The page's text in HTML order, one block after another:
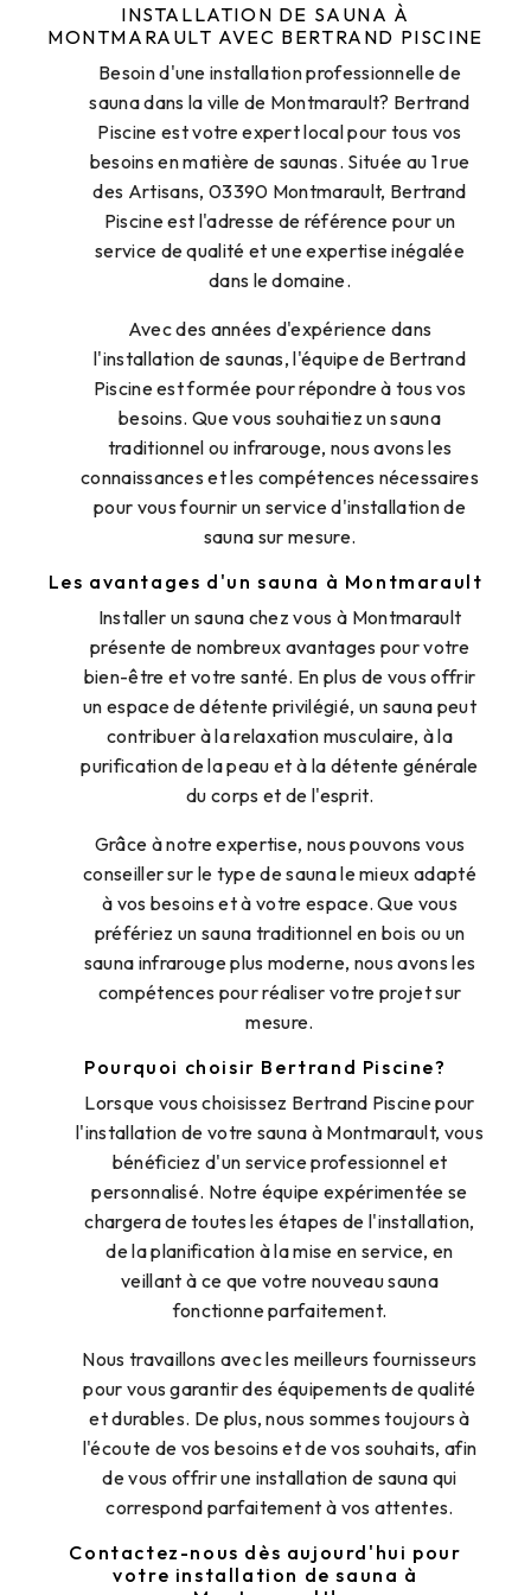
INSTALLATION DE SAUNA À
MONTMARAULT AVEC BERTRAND PISCINE
Besoin d'une installation professionnelle de
sauna dans la ville de Montmarault? Bertrand
Piscine est votre expert local pour tous vos
besoins en matière de saunas. Située au 1 rue
des Artisans, 03390 Montmarault, Bertrand
Piscine est l'adresse de référence pour un
service de qualité et une expertise inégalée
dans le domaine.
Avec des années d'expérience dans
l'installation de saunas, l'équipe de Bertrand
Piscine est formée pour répondre à tous vos
besoins. Que vous souhaitiez un sauna
traditionnel ou infrarouge, nous avons les
connaissances et les compétences nécessaires
pour vous fournir un service d'installation de
sauna sur mesure.
Les avantages d'un sauna à Montmarault
Installer un sauna chez vous à Montmarault
présente de nombreux avantages pour votre
bien-être et votre santé. En plus de vous offrir
un espace de détente privilégié, un sauna peut
contribuer à la relaxation musculaire, à la
purification de la peau et à la détente générale
du corps et de l'esprit.
Grâce à notre expertise, nous pouvons vous
conseiller sur le type de sauna le mieux adapté
à vos besoins et à votre espace. Que vous
préfériez un sauna traditionnel en bois ou un
sauna infrarouge plus moderne, nous avons les
compétences pour réaliser votre projet sur
mesure.
Pourquoi choisir Bertrand Piscine?
Lorsque vous choisissez Bertrand Piscine pour
l'installation de votre sauna à Montmarault, vous
bénéficiez d'un service professionnel et
personnalisé. Notre équipe expérimentée se
chargera de toutes les étapes de l'installation,
de la planification à la mise en service, en
veillant à ce que votre nouveau sauna
fonctionne parfaitement.
Nous travaillons avec les meilleurs fournisseurs
pour vous garantir des équipements de qualité
et durables. De plus, nous sommes toujours à
l'écoute de vos besoins et de vos souhaits, afin
de vous offrir une installation de sauna qui
correspond parfaitement à vos attentes.
Contactez-nous dès aujourd'hui pour
votre installation de sauna à